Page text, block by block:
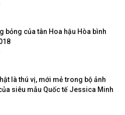
bỏng của tân Hoa hậu Hòa bình
là thú vị, mới mẻ trong bộ ảnh
siêu mẫu Quốc tế Jessica Minh